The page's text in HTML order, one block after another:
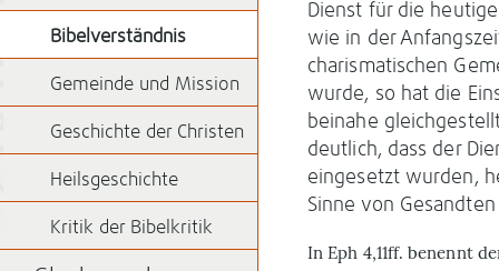
Dienst für die
wie in der
charismatischen
wurde, so hat die
beinahe
deutlich, dass der
eingesetzt wurden,
Sinne von
In Eph 4,11ff. benennt
Bibelverständnis
Gemeinde und Mission
Geschichte der Christen
Heilsgeschichte
Kritik der Bibelkritik